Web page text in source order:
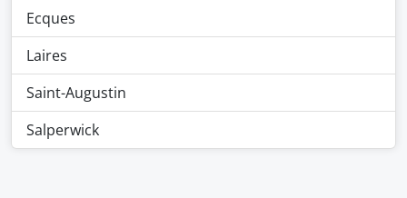
Ecques
Laires
Saint-Augustin
Salperwick